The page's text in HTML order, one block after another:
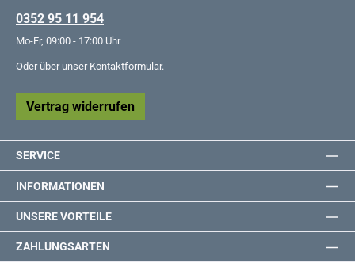
0352 95 11 954
Mo-Fr, 09:00 - 17:00 Uhr
Oder über unser Kontaktformular.
Vertrag widerrufen
SERVICE
INFORMATIONEN
UNSERE VORTEILE
ZAHLUNGSARTEN